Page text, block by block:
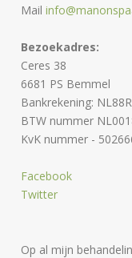
Mail
Bezoekadres:
Ceres 38
6681 PS Bemmel
Bankrekening:
BTW nummer
KvK nummer -
Facebook
Twitter
Op al mijn